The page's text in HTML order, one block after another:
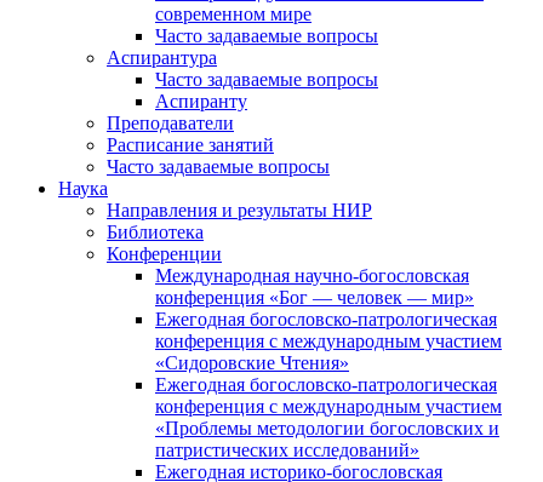
современном мире
Часто задаваемые вопросы
Аспирантура
Часто задаваемые вопросы
Аспиранту
Преподаватели
Расписание занятий
Часто задаваемые вопросы
Наука
Направления и результаты НИР
Библиотека
Конференции
Международная научно-богословская
конференция «Бог — человек — мир»
Ежегодная богословско-патрологическая
конференция с международным участием
«Сидоровские Чтения»
Ежегодная богословско-патрологическая
конференция с международным участием
«Проблемы методологии богословских и
патристических исследований»
Ежегодная историко-богословская